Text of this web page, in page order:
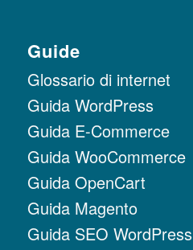
Guide
Glossario di internet
Guida WordPress
Guida E-Commerce
Guida WooCommerce
Guida OpenCart
Guida Magento
Guida SEO WordPress